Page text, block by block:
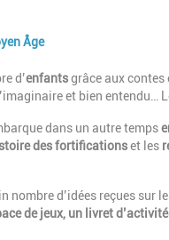
Âge
d’enfantsgrâce aux contes
et bien entendu…
dans un autre temps
des fortificationset les
nombre d’idées reçues sur
de jeux, un livret